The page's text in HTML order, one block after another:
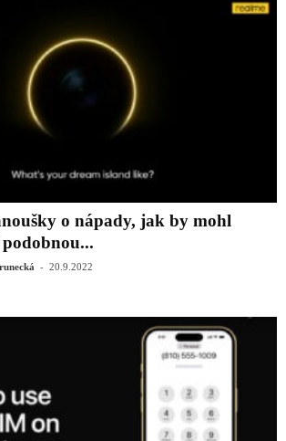
o nápady, jak by mohl
- 20.9.2022